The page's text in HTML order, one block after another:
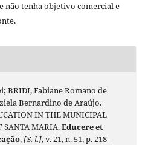
não tenha objetivo comercial e
BRIDI, Fabiane Romano de
Bernardino de Araújo.
IN THE MUNICIPAL
SANTA MARIA.Educere et
,[S. l.], v. 21, n. 51, p. 218–